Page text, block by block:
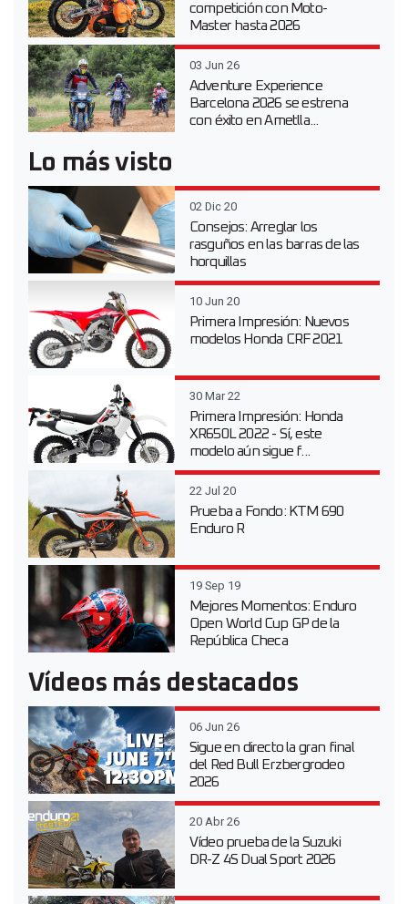
competición con Moto-
Master hasta 2026
03 Jun 26
Adventure Experience
Barcelona 2026 se estrena
con éxito en Ametlla...
Lo más visto
02 Dic 20
Consejos: Arreglar los
rasguños en las barras de las
horquillas
10 Jun 20
Primera Impresión: Nuevos
modelos Honda CRF 2021
30 Mar 22
Primera Impresión: Honda
XR650L 2022 - Sí, este
modelo aún sigue f...
22 Jul 20
Prueba a Fondo: KTM 690
Enduro R
19 Sep 19
Mejores Momentos: Enduro
Open World Cup GP de la
República Checa
Vídeos más destacados
06 Jun 26
Sigue en directo la gran final
del Red Bull Erzbergrodeo
2026
20 Abr 26
Vídeo prueba de la Suzuki
DR-Z 4S Dual Sport 2026